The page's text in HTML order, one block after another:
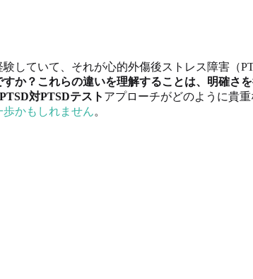
験していて、それが心的外傷後ストレス障害（
か？ これらの違いを理解することは、明確さ
対PTSDテスト アプローチがどのように貴
かもしれません。